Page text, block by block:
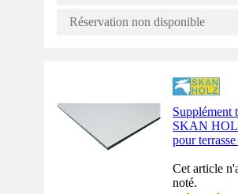
Réservation non disponible
Supplément
SKAN
pour
Cet article
noté.